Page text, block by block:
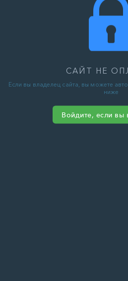
САЙТ НЕ
Если вы владелец сайта, вы можете
ниже
Войдите, если вы